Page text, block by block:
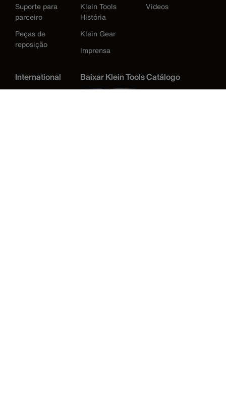
Suporte para
parceiro
Peças de
reposição
Klein Tools
História
Klein Gear
Imprensa
Videos
International Baixar Klein Tools Catálogo